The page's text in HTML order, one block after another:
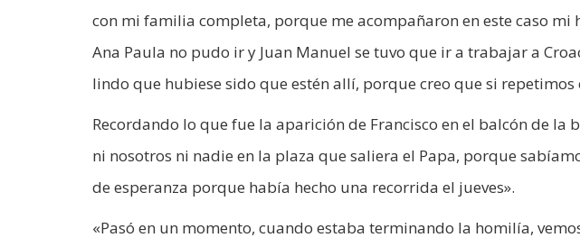
con mi familia completa, porque me acompañaron en este caso mi
Ana Paula no pudo ir y Juan Manuel se tuvo que ir a trabajar a
lindo que hubiese sido que estén allí, porque creo que si repetimos
Recordando lo que fue la aparición de Francisco en el balcón de
ni nosotros ni nadie en la plaza que saliera el Papa, porque
de esperanza porque había hecho una recorrida el jueves».
«Pasó en un momento, cuando estaba terminando la homilía,